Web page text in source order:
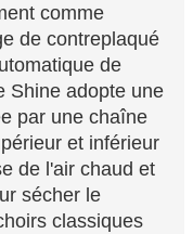
comme
de contreplaqué
de
Shine adopte une
par une chaîne
et inférieur
de l'air chaud et
sécher le
classiques